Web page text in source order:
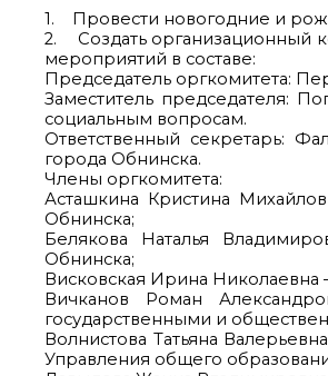
1. Провести новогодние и
2. Создать организационный
мероприятий в составе:
Председатель
Заместитель председателя:
социальным вопросам.
Ответственный секретарь:
города Обнинска.
Члены оргкомитета:
Асташкина Кристина
Обнинска;
Белякова Наталья
Обнинска;
Висковская Ирина Николаевна
Вичканов Роман
государственными и
Волнистова Татьяна
Управления общего